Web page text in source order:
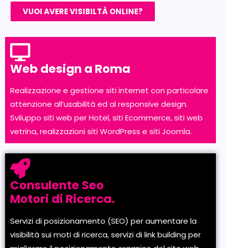
VUOI AVERE VISIBILTÀ ONLINE?
Web design a Roma
Realizzazione e gestione siti internet con particolare
attenzione all’usabilità ed al responsive design.
Sviluppo siti web per Hotel, siti Ecommerce, siti web
vetrina, realizzazioni siti WordPress e siti Joomla.
Consulente Seo
Motori di Ricerca.
Servizi di posizionamento (SEO) per aumentare la
visibilità sui moti di ricerca, servizi di link building per